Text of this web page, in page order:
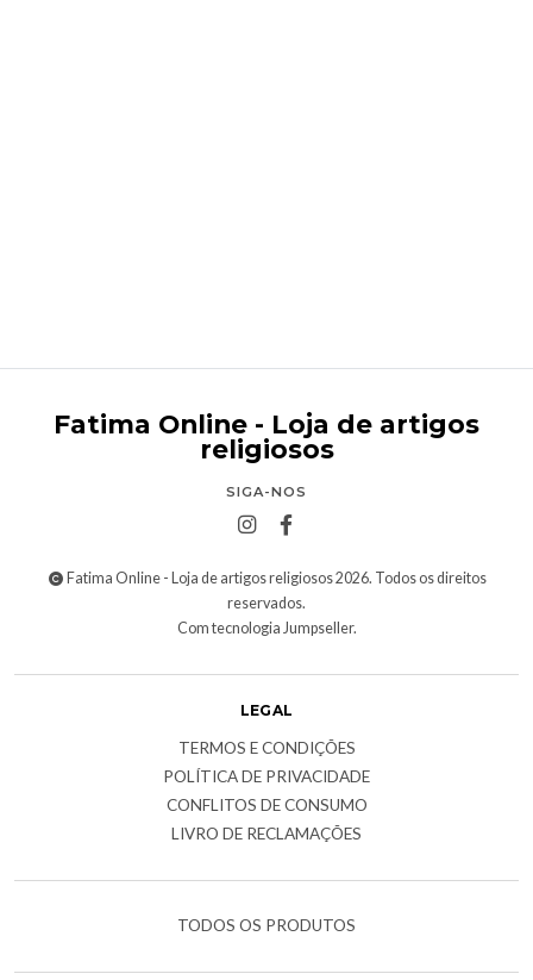
Fatima Online - Loja de artigos
religiosos
SIGA-NOS
Fatima Online - Loja de artigos religiosos 2026. Todos os direitos
reservados.
Com tecnologia Jumpseller.
LEGAL
TERMOS E CONDIÇÕES
POLÍTICA DE PRIVACIDADE
CONFLITOS DE CONSUMO
LIVRO DE RECLAMAÇÕES
TODOS OS PRODUTOS